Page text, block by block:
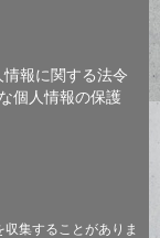
報に関する法令
個人情報の保護
集することがありま